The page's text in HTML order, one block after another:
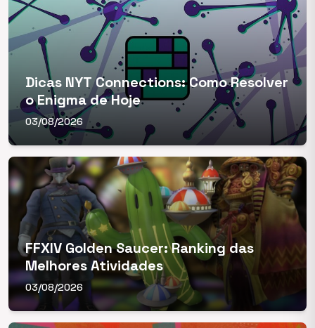
Dicas NYT Connections: Como Resolver
o Enigma de Hoje
03/08/2026
FFXIV Golden Saucer: Ranking das
Melhores Atividades
03/08/2026